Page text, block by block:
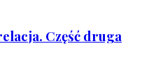
Część druga